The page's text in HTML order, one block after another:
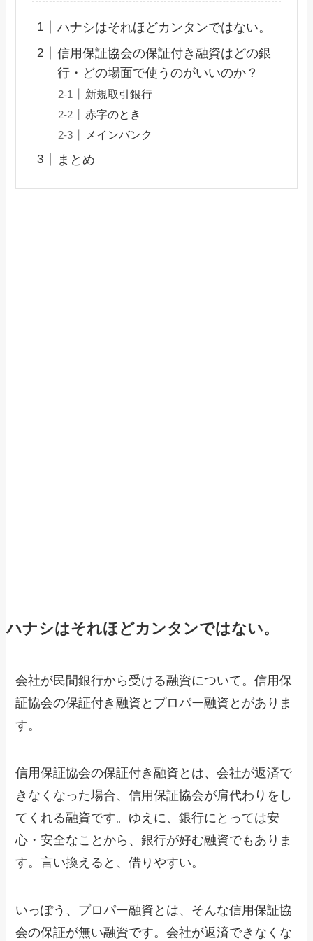
ハナシはそれほどカンタンではない。
信用保証協会の保証付き融資はどの銀
行・どの場面で使うのがいいのか？
新規取引銀行
赤字のとき
メインバンク
まとめ
ハナシはそれほどカンタンではない。
会社が民間銀行から受ける融資について。信用保
証協会の保証付き融資とプロパー融資とがありま
す。
信用保証協会の保証付き融資とは、会社が返済で
きなくなった場合、信用保証協会が肩代わりをし
てくれる融資です。ゆえに、銀行にとっては安
心・安全なことから、銀行が好む融資でもありま
す。言い換えると、借りやすい。
いっぽう、プロパー融資とは、そんな信用保証協
会の保証が無い融資です。会社が返済できなくな